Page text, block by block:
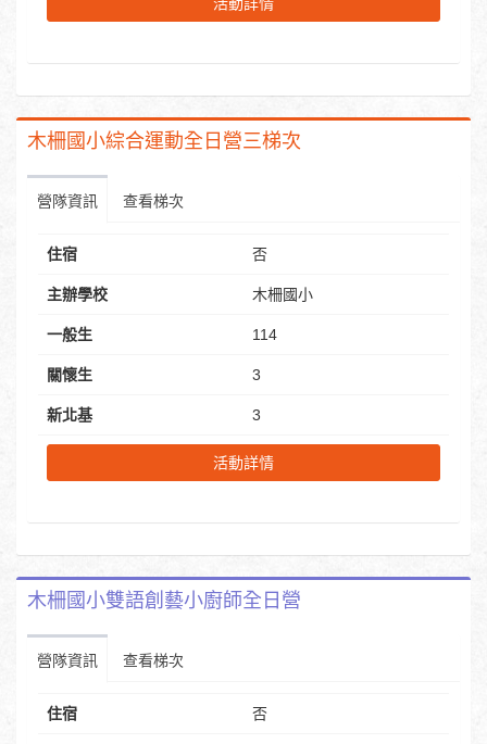
木柵國小綜合運動全日營三梯次
營隊資訊 查看梯次
住宿 否
主辦學校 木柵國小
一般生 114
關懷生 3
新北基 3
活動詳情
木柵國小雙語創藝小廚師全日營
營隊資訊 查看梯次
住宿 否